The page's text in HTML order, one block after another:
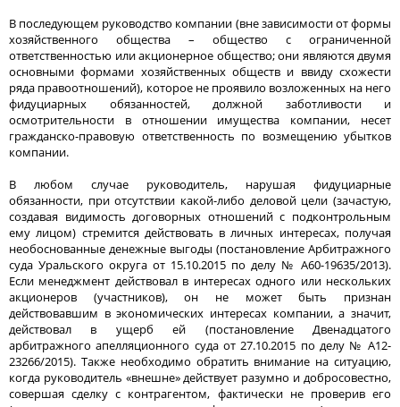
В последующем руководство компании (вне зависимости от формы
хозяйственного общества – общество с ограниченной
ответственностью или акционерное общество; они являются двумя
основными формами хозяйственных обществ и ввиду схожести
ряда правоотношений), которое не проявило возложенных на него
фидуциарных обязанностей, должной заботливости и
осмотрительности в отношении имущества компании, несет
гражданско-правовую ответственность по возмещению убытков
компании.
В любом случае руководитель, нарушая фидуциарные
обязанности, при отсутствии какой-либо деловой цели (зачастую,
создавая видимость договорных отношений с подконтрольным
ему лицом) стремится действовать в личных интересах, получая
необоснованные денежные выгоды (постановление Арбитражного
суда Уральского округа от 15.10.2015 по делу № А60-19635/2013).
Если менеджмент действовал в интересах одного или нескольких
акционеров (участников), он не может быть признан
действовавшим в экономических интересах компании, а значит,
действовал в ущерб ей (постановление Двенадцатого
арбитражного апелляционного суда от 27.10.2015 по делу № А12-
23266/2015). Также необходимо обратить внимание на ситуацию,
когда руководитель «внешне» действует разумно и добросовестно,
совершая сделку с контрагентом, фактически не проверив его